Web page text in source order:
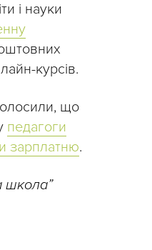
і науки
курсів.
що
педагоги
зарплатню.
школа”